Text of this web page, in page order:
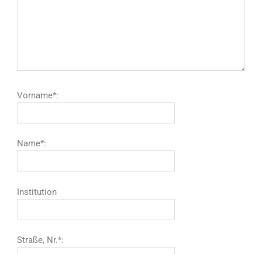
Vorname*:
Name*:
Institution
Straße, Nr.*: